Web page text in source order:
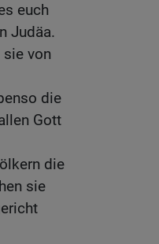
euch
Judäa.
von
die
Gott
die
sie